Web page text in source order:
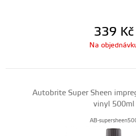
339 Kč
Na
Autobrite Super Sheen
vinyl 500ml
AB-